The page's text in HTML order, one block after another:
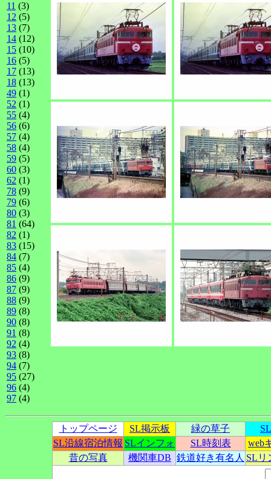
11 (3)
12 (5)
13 (7)
14 (12)
15 (10)
16 (5)
17 (13)
18 (13)
49 (1)
52 (1)
55 (4)
56 (6)
57 (4)
58 (4)
59 (5)
60 (3)
62 (1)
78 (9)
79 (6)
80 (3)
81 (64)
82 (1)
83 (15)
84 (7)
85 (4)
86 (9)
87 (9)
88 (9)
89 (8)
90 (8)
91 (8)
92 (4)
93 (8)
94 (7)
95 (27)
96 (4)
97 (4)
トップページ SL掲示板 緑の草子
SL沿線宿泊情報 SLインフォ SL時刻表
web
昔の写真
機関車DB 鉄道好き有名人 SLリ